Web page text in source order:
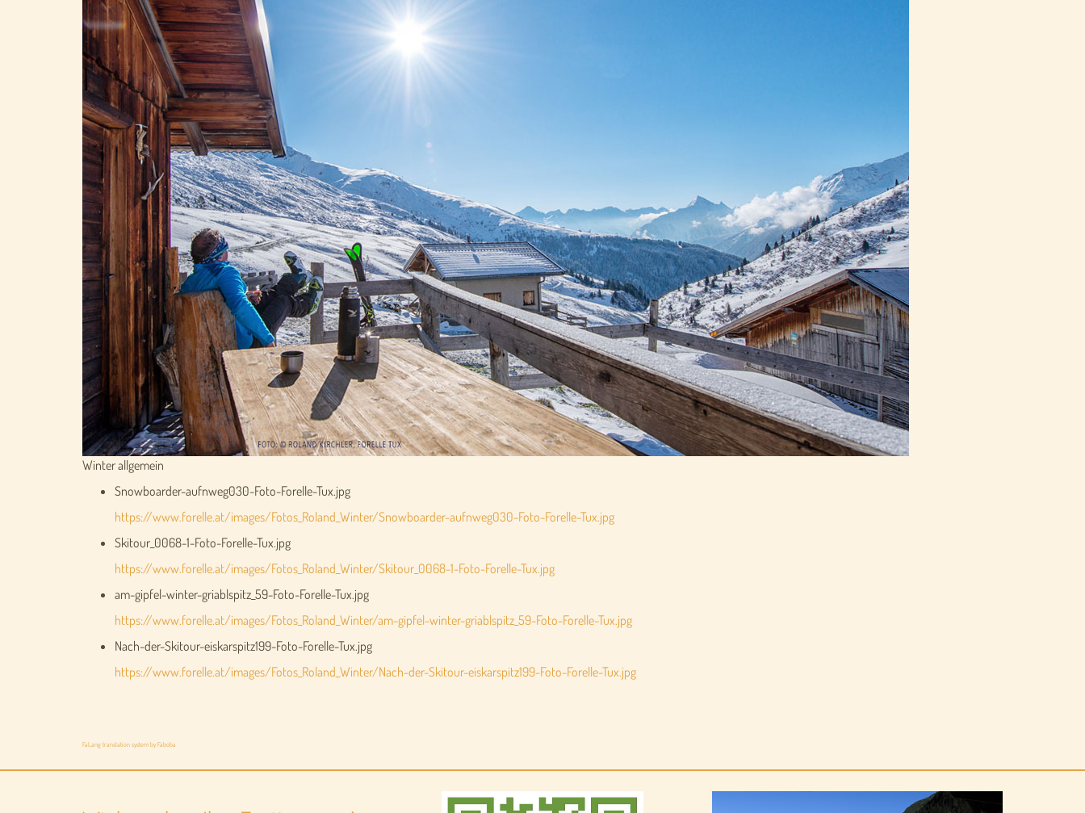
Winter allgemein
Snowboarder-aufnweg030-Foto-Forelle-Tux.jpg
https://www.forelle.at/images/Fotos_Roland_Winter/Snowboarder-aufnweg030-Foto-Forelle-Tux.jpg
Skitour_0068-1-Foto-Forelle-Tux.jpg
https://www.forelle.at/images/Fotos_Roland_Winter/Skitour_0068-1-Foto-Forelle-Tux.jpg
am-gipfel-winter-griablspitz_59-Foto-Forelle-Tux.jpg
https://www.forelle.at/images/Fotos_Roland_Winter/am-gipfel-winter-griablspitz_59-Foto-Forelle-Tux.jpg
Nach-der-Skitour-eiskarspitz199-Foto-Forelle-Tux.jpg
https://www.forelle.at/images/Fotos_Roland_Winter/Nach-der-Skitour-eiskarspitz199-Foto-Forelle-Tux.jpg
FaLang translation system by Faboba